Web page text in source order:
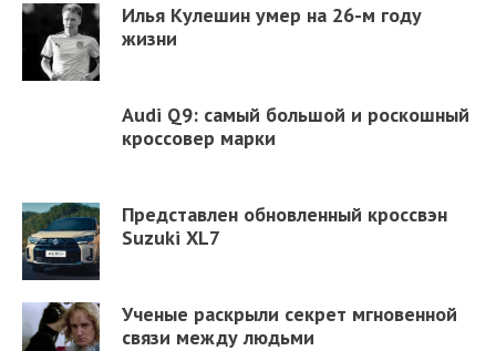
Илья Кулешин умер на 26-м году
жизни
Audi Q9: самый большой и роскошный
кроссовер марки
Представлен обновленный кроссвэн
Suzuki XL7
Ученые раскрыли секрет мгновенной
связи между людьми